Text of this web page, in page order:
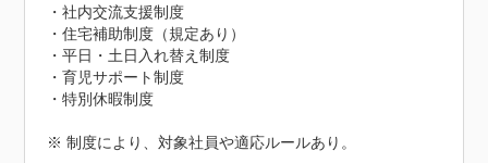
・社内交流支援制度
・住宅補助制度（規定あり）
・平日・土日入れ替え制度
・育児サポート制度
・特別休暇制度
※ 制度により、対象社員や適応ルールあり。